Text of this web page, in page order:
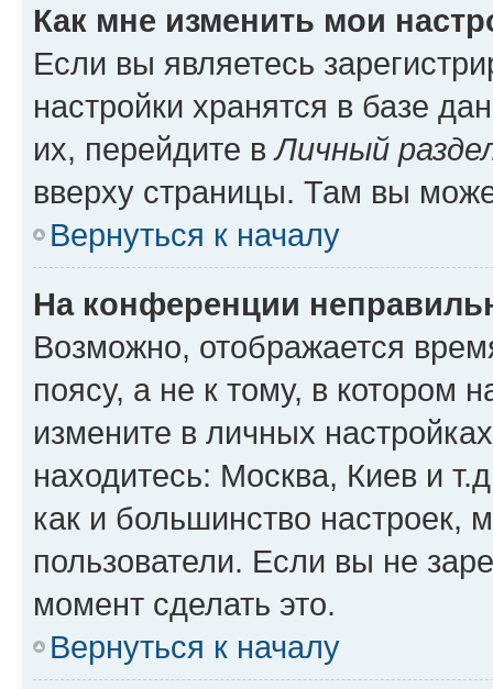
Как мне изменить мои
Если вы являетесь
настройки хранятся в базе
их, перейдите вЛичный
вверху страницы. Там вы
Вернуться к началу
На конференции
Возможно, отображается
поясу, а не к тому, в котором
измените в личных
находитесь: Москва, Киев и
как и большинство настроек,
пользователи. Если вы не
момент сделать это.
Вернуться к началу